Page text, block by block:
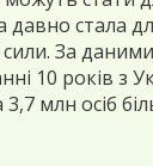
давно стала
За даними
10 років з
млн осіб